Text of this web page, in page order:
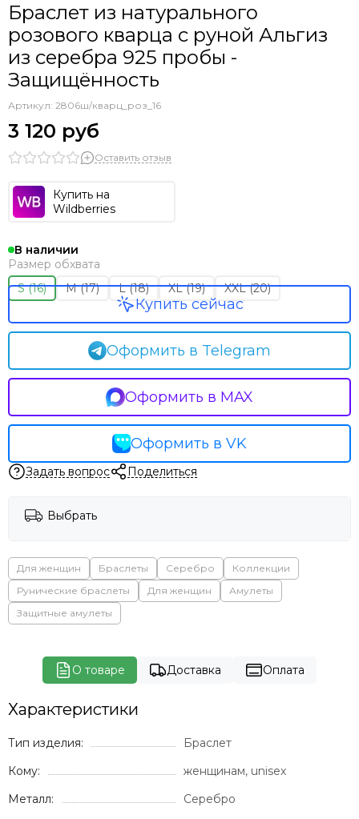
Браслет из натурального
розового кварца с руной Альгиз
из серебра 925 пробы -
Защищённость
Артикул: 2806ш/кварц_роз_16
3 120 руб
Оставить отзыв
Купить на
Wildberries
В наличии
Размер обхвата
S (16)
M (17) L (18) XL (19) XXL (20)
Оформить в Telegram
Оформить в MAX
Оформить в VK
Купить сейчас
Задать вопрос Поделиться
Выбрать
Для женщин Браслеты Серебро
Коллекции
Рунические браслеты
Для женщин
Амулеты
Защитные амулеты
О товаре Доставка Оплата
Характеристики
Тип изделия:
Браслет
Кому:
женщинам, unisex
Металл:
Серебро